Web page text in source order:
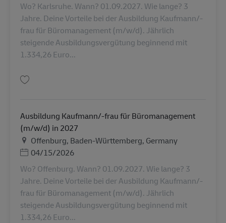
Wo? Karlsruhe. Wann? 01.09.2027. Wie lange? 3
Jahre. Deine Vorteile bei der Ausbildung Kaufmann/-
frau für Büromanagement (m/w/d). Jährlich
steigende Ausbildungsvergütung beginnend mit
1.334,26 Euro...
Ausbildung Kaufmann/-frau für Büromanagement
(m/w/d) in 2027
สถานที่
Offenburg, Baden-Württemberg, Germany
Posted Date
04/15/2026
Wo? Offenburg. Wann? 01.09.2027. Wie lange? 3
Jahre. Deine Vorteile bei der Ausbildung Kaufmann/-
frau für Büromanagement (m/w/d). Jährlich
steigende Ausbildungsvergütung beginnend mit
1.334,26 Euro...